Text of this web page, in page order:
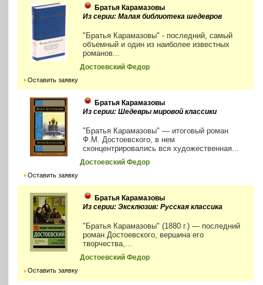
Братья Карамазовы
Из серии: Малая библиотека шедевров
"Братья Карамазовы" - последний, самый
объемный и один из наиболее известных
романов...
Достоевский Федор
Оставить заявку
Братья Карамазовы
Из серии: Шедевры мировой классики
"Братья Карамазовы" — итоговый роман
Ф.М. Достоевского, в нем
сконцентрировались вся художественная...
Достоевский Федор
Оставить заявку
Братья Карамазовы
Из серии: Эксклюзив: Русская классика
"Братья Карамазовы" (1880 г.) — последний
роман Достоевского, вершина его
творчества,...
Достоевский Федор
Оставить заявку